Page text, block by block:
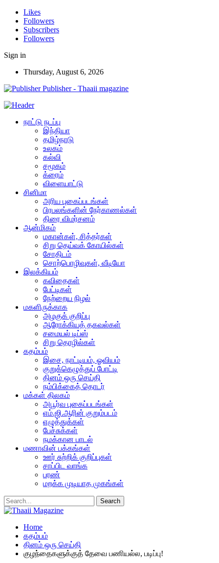
Likes
Followers
Subscribers
Followers
Sign in
Thursday, August 6, 2026
Publisher - Thaaii magazine
நாட்டு நடப்பு
இந்தியா
தமிழ்நாடு
உலகம்
கல்வி
சமூகம்
க்ரைம்
விளையாட்டு
சினிமா
அரிய புகைப்படங்கள்
பிரபலங்களின் நேர்காணல்கள்
திரை விமர்சனம்
ஆன்மிகம்
மகான்கள், சித்தர்கள்
சிறு தெய்வக் கோயில்கள்
சோதிடம்
சொற்பொழிவுகள், வீடியோ
இலக்கியம்
கவிதைகள்
பேட்டிகள்
நேற்றைய நிழல்
மகளிருக்காக
அழகுக் குறிப்பு
ஆரோக்கியத் தகவல்கள்
சமையல் டிப்ஸ்
சிறு தொழில்கள்
கதம்பம்
இசை, நாட்டியம், ஓவியம்
குறுக்கெழுத்துப் போட்டி
தினம் ஒரு செய்தி
நம்பிக்கைத் தொடர்
மக்கள் திலகம்
அபூர்வ புகைப்படங்கள்
எம்.ஜி.ஆரின் குறும்படம்
எழுத்துக்கள்
பேச்சுக்கள்
நமக்கான பாடல்
மணாவின் பக்கங்கள்
ஊர் சுற்றிக் குறிப்புகள்
சாப்பிட வாங்க
பரண்
மறக்க முடியாத முகங்கள்
Home
கதம்பம்
தினம் ஒரு செய்தி
குழந்தைகளுக்குத் தேவை பணியல்ல, படிப்பு!